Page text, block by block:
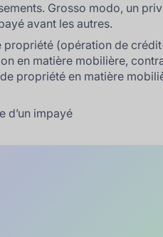
Grosso modo, un
avant les autres.
propriété (opération de
en matière mobilière,
propriété en matière
d’un impayé